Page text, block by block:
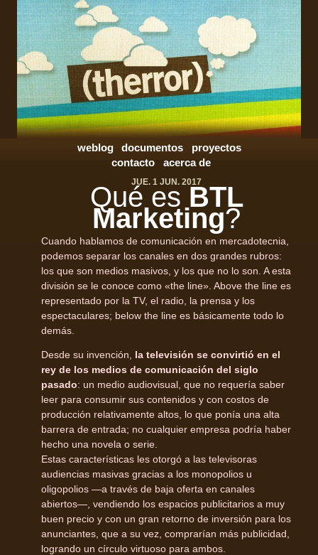
weblog documentos
proyectos
contacto
acerca de
JUE. 1 JUN. 2017
Qué es BTL
Marketing?
Cuando hablamos de comunicación en mercadotecnia,
podemos separar los canales en dos grandes rubros:
los que son medios masivos, y los que no lo son. A esta
división se le conoce como «the line». Above the line es
representado por la TV, el radio, la prensa y los
espectaculares; below the line es básicamente todo lo
demás.
Desde su invención, la televisión se convirtió en el
rey de los medios de comunicación del siglo
pasado: un medio audiovisual, que no requería saber
leer para consumir sus contenidos y con costos de
producción relativamente altos, lo que ponía una alta
barrera de entrada; no cualquier empresa podría haber
hecho una novela o serie.
Estas características les otorgó a las televisoras
audiencias masivas gracias a los monopolios u
oligopolios —a través de baja oferta en canales
abiertos—, vendiendo los espacios publicitarios a muy
buen precio y con un gran retorno de inversión para los
anunciantes, que a su vez, comprarían más publicidad,
logrando un círculo virtuoso para ambos.